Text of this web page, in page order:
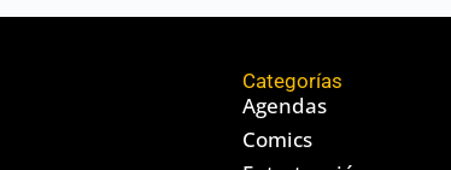
Categorías
Agendas
Comics